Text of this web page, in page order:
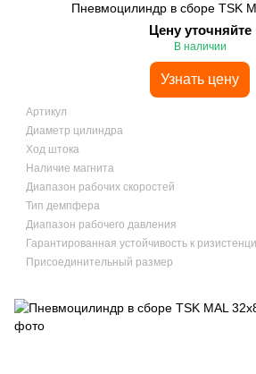
Пневмоцилиндр в сборе TSK
Цену уточняйте
В наличии
Узнать цену
Артикул
Диаметр цилиндра
Ход штока
Наличие магнита
Диапазон рабочих скоростей
Тип демпфера
Диапазон рабочего давления
Гарантированная устойчивость к
Присоединительный размер